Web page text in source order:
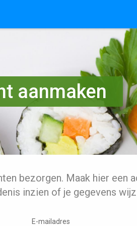
aanmaken
bezorgen. Maak hier een
inzien of je gegevens
E-mailadres